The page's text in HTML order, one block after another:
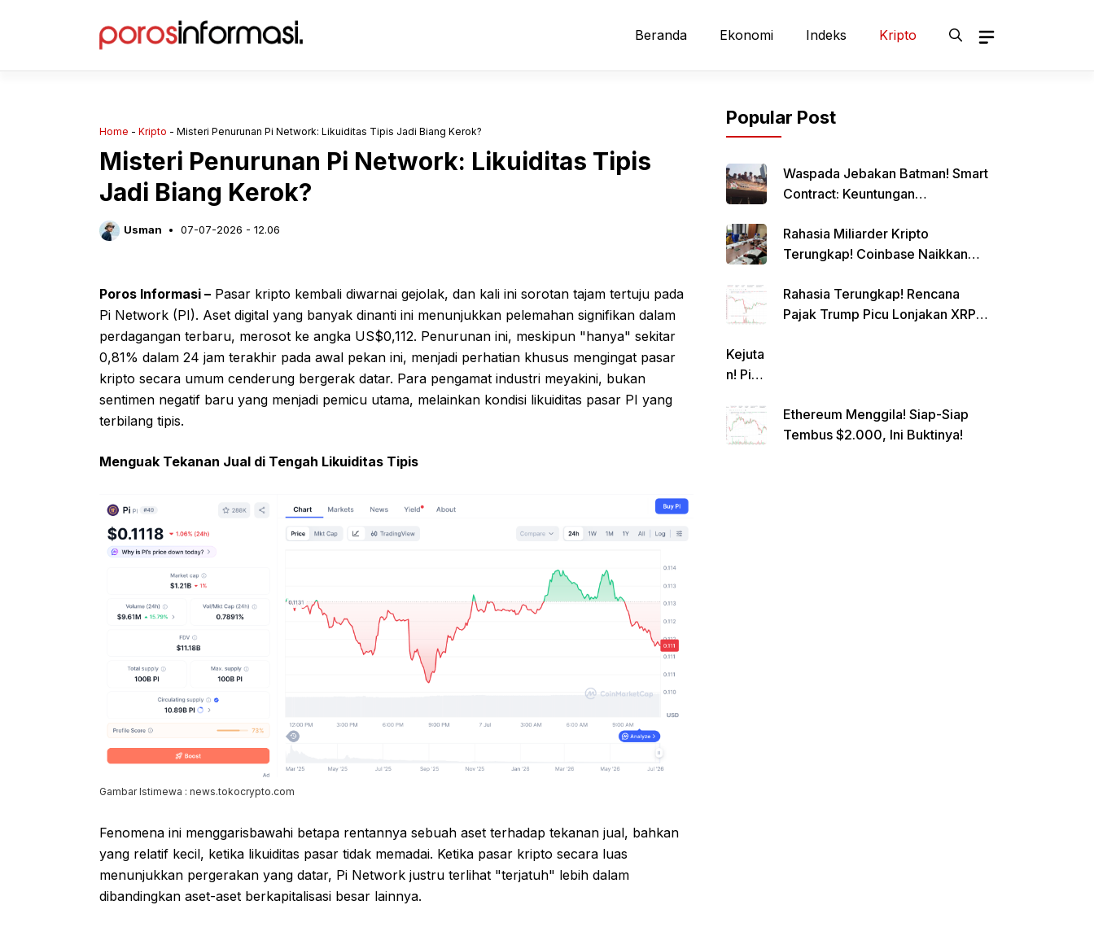
Beranda Ekonomi Indeks Kripto
Home - Kripto - Misteri Penurunan Pi Network: Likuiditas Tipis Jadi Biang Kerok?
Misteri Penurunan Pi Network: Likuiditas Tipis
Jadi Biang Kerok?
Usman 07-07-2026 - 12.06
Poros Informasi – Pasar kripto kembali diwarnai gejolak, dan kali ini sorotan tajam tertuju pada
Pi Network (PI). Aset digital yang banyak dinanti ini menunjukkan pelemahan signifikan dalam
perdagangan terbaru, merosot ke angka US$0,112. Penurunan ini, meskipun "hanya" sekitar
0,81% dalam 24 jam terakhir pada awal pekan ini, menjadi perhatian khusus mengingat pasar
kripto secara umum cenderung bergerak datar. Para pengamat industri meyakini, bukan
sentimen negatif baru yang menjadi pemicu utama, melainkan kondisi likuiditas pasar PI yang
terbilang tipis.
Menguak Tekanan Jual di Tengah Likuiditas Tipis
Gambar Istimewa : news.tokocrypto.com
Fenomena ini menggarisbawahi betapa rentannya sebuah aset terhadap tekanan jual, bahkan
yang relatif kecil, ketika likuiditas pasar tidak memadai. Ketika pasar kripto secara luas
menunjukkan pergerakan yang datar, Pi Network justru terlihat "terjatuh" lebih dalam
dibandingkan aset-aset berkapitalisasi besar lainnya.
Popular Post
Waspada Jebakan Batman! Smart
Contract: Keuntungan
Rahasia Miliarder Kripto
Terungkap! Coinbase Naikkan
Juta!
Rahasia Terungkap! Rencana
Pajak Trump Picu Lonjakan XRP
Kejuta
n! Pi
rk
Gande
Ethereum Menggila! Siap-Siap
Tembus $2.000, Ini Buktinya!